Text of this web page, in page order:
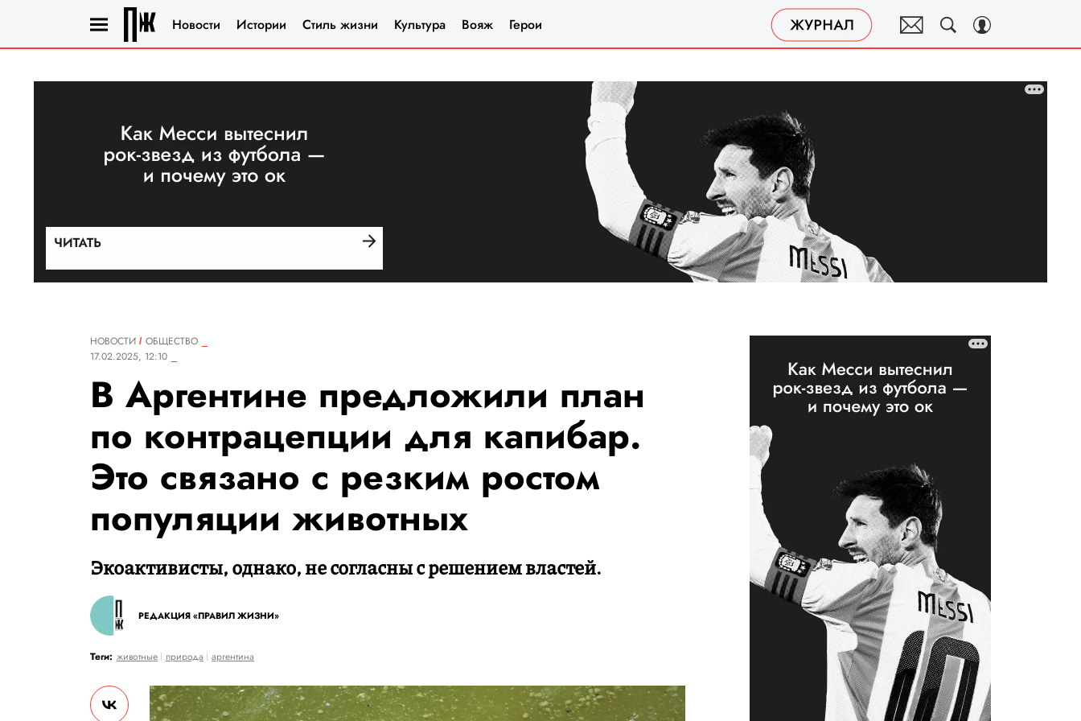
Новости Истории Стиль жизни Культура Вояж Герои
НОВОСТИ
ОБЩЕСТВО
17.02.2025, 12:10
В Аргентине предложили план
по контрацепции для капибар.
Это связано с резким ростом
популяции животных
Экоактивисты, однако, не согласны с решением властей.
РЕДАКЦИЯ «ПРАВИЛ ЖИЗНИ»
Теги: животные природа аргентина